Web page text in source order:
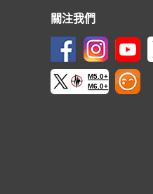
關注我們
M5.0+
M6.0+